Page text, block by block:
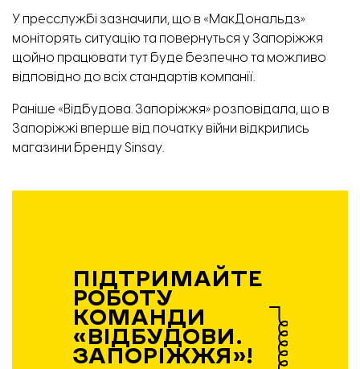
У пресслужбі зазначили, що в «МакДональдз»
моніторять ситуацію та повернуться у Запоріжжя
щойно працювати тут буде безпечно та можливо
відповідно до всіх стандартів компанії.
Раніше «Відбудова. Запоріжжя» розповідала, що в
Запоріжжі вперше від початку війни відкрились
магазини брендуSinsay.
ПІДТРИМАЙТЕ
РОБОТУ
КОМАНДИ
«ВІДБУДОВИ.
ЗАПОРІЖЖЯ»!